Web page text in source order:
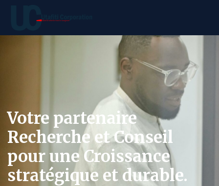
Votre partenaire
Recherche et Conseil
pour une Croissance
stratégique et durable.